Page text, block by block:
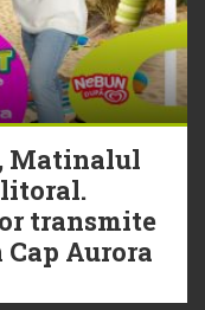
Matinalul
litoral.
transmite
Aurora